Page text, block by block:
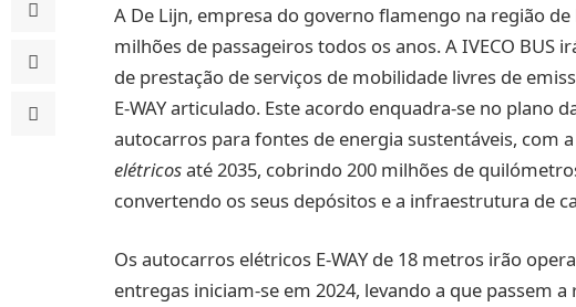
A De Lijn, empresa do governo flamengo na região
milhões de passageiros todos os anos. A IVECO BUS
de prestação de serviços de mobilidade livres de
E-WAY articulado. Este acordo enquadra-se no plano
autocarros para fontes de energia sustentáveis, com
elétricosaté 2035, cobrindo 200 milhões de
convertendo os seus depósitos e a infraestrutura de
Os autocarros elétricos E-WAY de 18 metros irão
entregas iniciam-se em 2024, levando a que passem